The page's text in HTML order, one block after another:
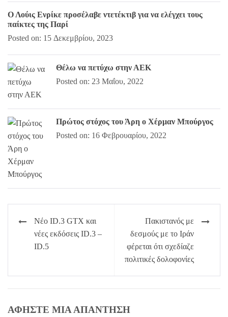
Ο Λούις Ενρίκε προσέλαβε ντετέκτιβ για να ελέγχει τους
παίκτες της Παρί
Posted on: 15 Δεκεμβρίου, 2023
Θέλω να πετύχω στην ΑΕΚ
Posted on: 23 Μαΐου, 2022
Πρώτος στόχος του Άρη ο Χέρμαν Μπούργος
Posted on: 16 Φεβρουαρίου, 2022
Πλοήγηση
άρθρων
Νέο ID.3 GTX και
νέες εκδόσεις ID.3 –
ID.5
Πακιστανός με
δεσμούς με το Ιράν
φέρεται ότι σχεδίαζε
πολιτικές δολοφονίες
ΑΦΉΣΤΕ ΜΙΑ ΑΠΆΝΤΗΣΗ